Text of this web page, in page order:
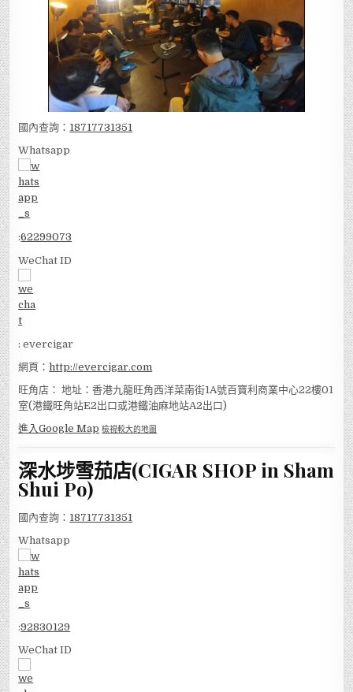
國內查詢： 18717731351
Whatsapp
:62299073
WeChat ID
: evercigar
網頁：http://evercigar.com
旺角店： 地址：香港九龍旺角西洋菜南街1A號百寶利商業中心22樓01
室(港鐵旺角站E2出口或港鐵油麻地站A2出口)
進入Google Map 檢視較大的地圖
深水埗雪茄店(CIGAR SHOP in Sham
Shui Po)
國內查詢： 18717731351
Whatsapp
:92830129
WeChat ID